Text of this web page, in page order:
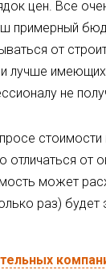
цен. Все
примерный
от
лучше
не
от
может
раз) будет